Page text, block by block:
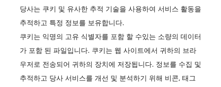
당사는 쿠키 및 유사한 추적 기술을 사용하여 서비스 활동을
추적하고 특정 정보를 보유합니다.
쿠키는 익명의 고유 식별자를 포함 할 수있는 소량의 데이터
가 포함 된 파일입니다. 쿠키는 웹 사이트에서 귀하의 브라
우저로 전송되어 귀하의 장치에 저장됩니다. 정보를 수집 및
추적하고 당사 서비스를 개선 및 분석하기 위해 비콘, 태그